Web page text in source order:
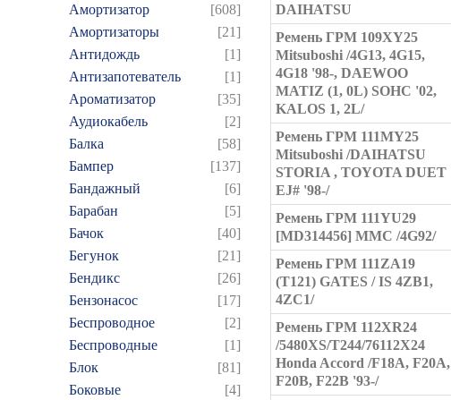
Амортизатор
[608]
Амортизаторы
[21]
Антидождь
[1]
Антизапотеватель
[1]
Ароматизатор
[35]
Аудиокабель
[2]
Балка
[58]
Бампер
[137]
Бандажный
[6]
Барабан
[5]
Бачок
[40]
Бегунок
[21]
Бендикс
[26]
Бензонасос
[17]
Беспроводное
[2]
Беспроводные
[1]
Блок
[81]
Боковые
[4]
DAIHATSU
Ремень ГРМ 109XY25
Mitsuboshi /4G13, 4G15,
4G18 '98-, DAEWOO
MATIZ (1, 0L) SOHC '02,
KALOS 1, 2L/
Ремень ГРМ 111MY25
Mitsuboshi /DAIHATSU
STORIA , TOYOTA DUET
EJ# '98-/
Ремень ГРМ 111YU29
[MD314456] MMC /4G92/
Ремень ГРМ 111ZA19
(T121) GATES / IS 4ZB1,
4ZC1/
Ремень ГРМ 112XR24
/5480XS/T244/76112X24
Honda Accord /F18A, F20A,
F20B, F22B '93-/